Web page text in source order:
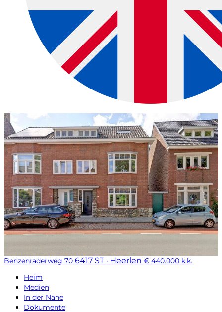
Benzenraderweg 70 6417 ST · Heerlen € 440.000 k.k.
Heim
Medien
In der Nähe
Dokumente